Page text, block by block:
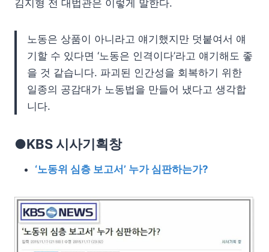
김지형 전 대법관은 이렇게 말한다.
노동은 상품이 아니라고 얘기했지만 덧붙여서 얘
기할 수 있다면 ‘노동은 인격이다’라고 얘기해도 좋
을 것 같습니다. 파괴된 인간성을 회복하기 위한
일종의 공감대가 노동법을 만들어 냈다고 생각합
니다.
●KBS 시사기획창
‘노동위 심층 보고서’ 누가 심판하는가?